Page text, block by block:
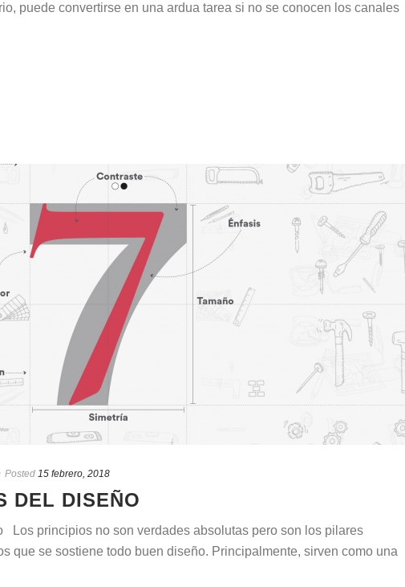
puede convertirse en una ardua tarea si no se conocen los canales
Posted 15 febrero, 2018
DEL DISEÑO
Los principios no son verdades absolutas pero son los pilares
que se sostiene todo buen diseño. Principalmente, sirven como una